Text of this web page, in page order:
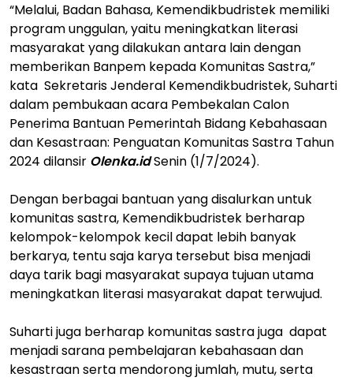
“Melalui, Badan Bahasa, Kemendikbudristek memiliki
program unggulan, yaitu meningkatkan literasi
masyarakat yang dilakukan antara lain dengan
memberikan Banpem kepada Komunitas Sastra,”
kata Sekretaris Jenderal Kemendikbudristek, Suharti
dalam pembukaan acara Pembekalan Calon
Penerima Bantuan Pemerintah Bidang Kebahasaan
dan Kesastraan: Penguatan Komunitas Sastra Tahun
2024 dilansir Olenka.idSenin (1/7/2024).
Dengan berbagai bantuan yang disalurkan untuk
komunitas sastra, Kemendikbudristek berharap
kelompok-kelompok kecil dapat lebih banyak
berkarya, tentu saja karya tersebut bisa menjadi
daya tarik bagi masyarakat supaya tujuan utama
meningkatkan literasi masyarakat dapat terwujud.
Suharti juga berharap komunitas sastra juga dapat
menjadi sarana pembelajaran kebahasaan dan
kesastraan serta mendorong jumlah, mutu, serta